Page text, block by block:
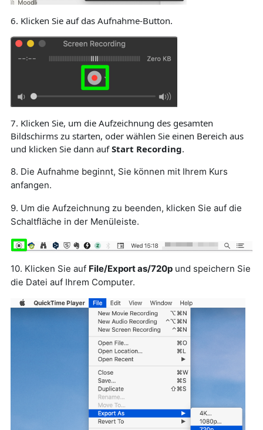
6. Klicken Sie auf das Aufnahme-Button.
7. Klicken Sie, um die Aufzeichnung des gesamten
Bildschirms zu starten, oder wählen Sie einen Bereich aus
und klicken Sie dann aufStart Recording.
8. Die Aufnahme beginnt, Sie können mit Ihrem Kurs
anfangen.
9. Um die Aufzeichnung zu beenden, klicken Sie auf die
Schaltfläche in der Menüleiste.
10. Klicken Sie auf File/Export as/720p und speichern Sie
die Datei auf Ihrem Computer.